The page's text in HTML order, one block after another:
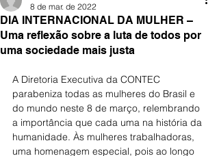
DIA INTERNACIONAL DA MULHER –
Uma reflexão sobre a luta de todos por
uma sociedade mais justa
8 de mar. de 2022
A Diretoria Executiva da CONTEC
parabeniza todas as mulheres do Brasil e
do mundo neste 8 de março, relembrando
a importância que cada uma na história da
humanidade. Às mulheres trabalhadoras,
uma homenagem especial, pois ao longo